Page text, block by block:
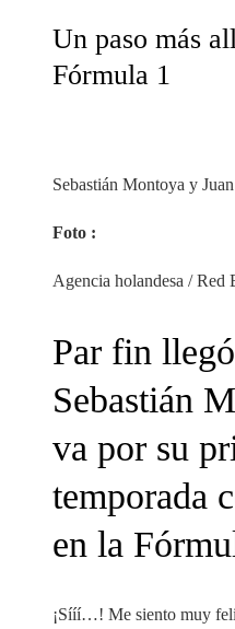
Un paso más
Fórmula 1
Sebastián Montoya y
Foto :
Agencia holandesa / Red
Par fin
Sebastián
va por su
temporada
en la
¡Sííí…! Me siento muy